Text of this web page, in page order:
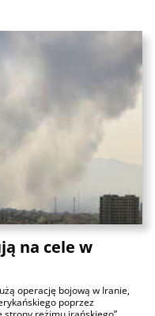
na cele w
operację bojową w Iranie,
poprzez